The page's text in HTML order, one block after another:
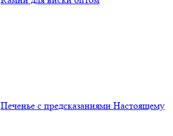
Печенье с предсказаниями Настоящему